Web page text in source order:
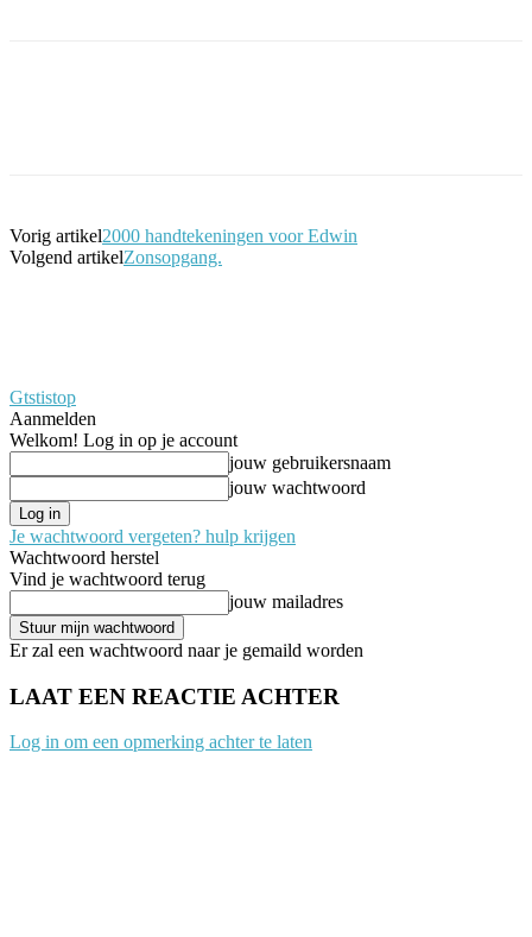
Vorig artikel2000 handtekeningen voor Edwin
Volgend artikelZonsopgang.
Gtstistop
Aanmelden
Welkom! Log in op je account
jouw gebruikersnaam
jouw wachtwoord
Je wachtwoord vergeten? hulp krijgen
Wachtwoord herstel
Vind je wachtwoord terug
jouw mailadres
Er zal een wachtwoord naar je gemaild worden
LAAT EEN REACTIE ACHTER
Log in om een opmerking achter te laten